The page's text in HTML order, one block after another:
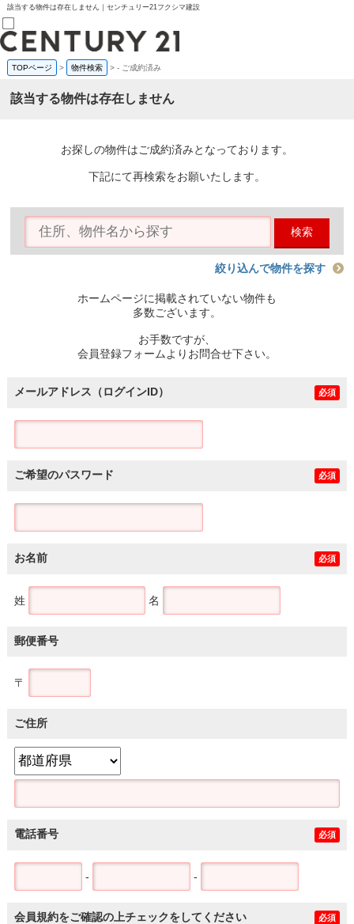
該当する物件は存在しません｜センチュリー21フクシマ建設
売買部
0120-800-844
賃貸部
会員メニュー
物件を探す
購入TOP
条件から探す
住宅ローン控除シミュレータ
TOPページ > 物件検索 >- ご成約済み
該当する物件は存在しません
お探しの物件はご成約済みとなっております。
下記にて再検索をお願いたします。
検索
絞り込んで物件を探す
ホームページに掲載されていない物件も
多数ございます。
お手数ですが、
会員登録フォームよりお問合せ下さい。
メールアドレス（ログインID） 必須
ご希望のパスワード 必須
お名前 必須
姓 名
郵便番号
〒
ご住所
電話番号 必須
- -
会員規約をご確認の上チェックをしてください 必須